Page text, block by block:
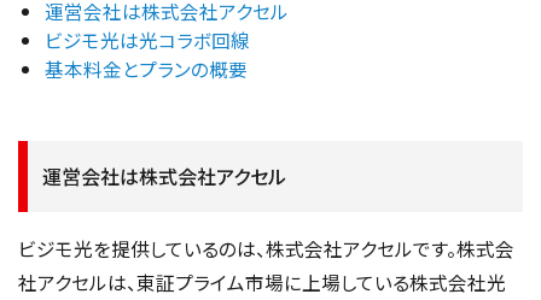
運営会社は株式会社アクセル
ビジモ光は光コラボ回線
基本料金とプランの概要
運営会社は株式会社アクセル
ビジモ光を提供しているのは、株式会社アクセルです。株式会
社アクセルは、東証プライム市場に上場している株式会社光